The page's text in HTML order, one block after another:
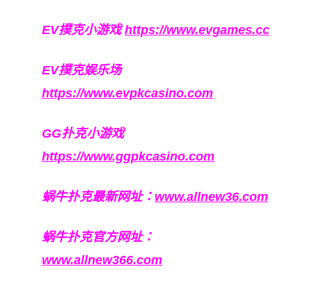
EV撲克小游戏https://www.evgames.cc
EV撲克娱乐场
https://www.evpkcasino.com
GG扑克小游戏
https://www.ggpkcasino.com
蜗牛扑克最新网址： www.allnew36.com
蜗牛扑克官方网址：
www.allnew366.com